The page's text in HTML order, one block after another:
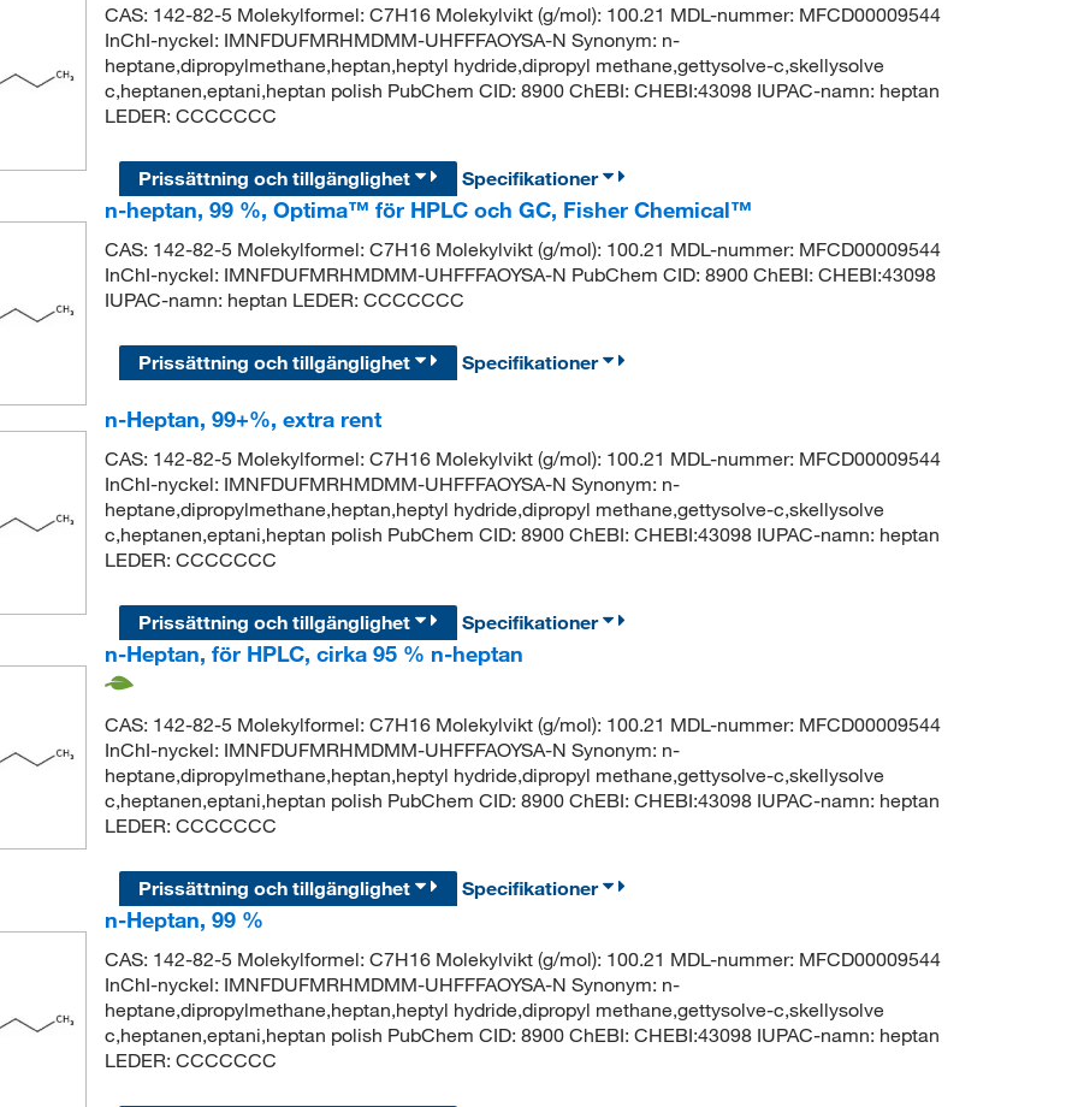
CAS: 142-82-5 Molekylformel: C7H16 Molekylvikt (g/mol): 100.21 MDL-nummer: MFCD00009544
InChI-nyckel: IMNFDUFMRHMDMM-UHFFFAOYSA-N Synonym: n-
heptane,dipropylmethane,heptan,heptyl hydride,dipropyl methane,gettysolve-c,skellysolve
c,heptanen,eptani,heptan polish PubChem CID: 8900 ChEBI: CHEBI:43098 IUPAC-namn: heptan
LEDER: CCCCCCC
Prissättning och tillgänglighet
Specifikationer
n-heptan, 99 %, Optima™ för HPLC och GC, Fisher Chemical™
CAS: 142-82-5 Molekylformel: C7H16 Molekylvikt (g/mol): 100.21 MDL-nummer: MFCD00009544
InChI-nyckel: IMNFDUFMRHMDMM-UHFFFAOYSA-N PubChem CID: 8900 ChEBI: CHEBI:43098
IUPAC-namn: heptan LEDER: CCCCCCC
Prissättning och tillgänglighet Specifikationer
n-Heptan, 99+%, extra rent
CAS: 142-82-5 Molekylformel: C7H16 Molekylvikt (g/mol): 100.21 MDL-nummer: MFCD00009544
InChI-nyckel: IMNFDUFMRHMDMM-UHFFFAOYSA-N Synonym: n-
heptane,dipropylmethane,heptan,heptyl hydride,dipropyl methane,gettysolve-c,skellysolve
c,heptanen,eptani,heptan polish PubChem CID: 8900 ChEBI: CHEBI:43098 IUPAC-namn: heptan
LEDER: CCCCCCC
Prissättning och tillgänglighet
Specifikationer
n-Heptan, för HPLC, cirka 95 % n-heptan
CAS: 142-82-5 Molekylformel: C7H16 Molekylvikt (g/mol): 100.21 MDL-nummer: MFCD00009544
InChI-nyckel: IMNFDUFMRHMDMM-UHFFFAOYSA-N Synonym: n-
heptane,dipropylmethane,heptan,heptyl hydride,dipropyl methane,gettysolve-c,skellysolve
c,heptanen,eptani,heptan polish PubChem CID: 8900 ChEBI: CHEBI:43098 IUPAC-namn: heptan
LEDER: CCCCCCC
Prissättning och tillgänglighet
Specifikationer
n-Heptan, 99 %
CAS: 142-82-5 Molekylformel: C7H16 Molekylvikt (g/mol): 100.21 MDL-nummer: MFCD00009544
InChI-nyckel: IMNFDUFMRHMDMM-UHFFFAOYSA-N Synonym: n-
heptane,dipropylmethane,heptan,heptyl hydride,dipropyl methane,gettysolve-c,skellysolve
c,heptanen,eptani,heptan polish PubChem CID: 8900 ChEBI: CHEBI:43098 IUPAC-namn: heptan
LEDER: CCCCCCC